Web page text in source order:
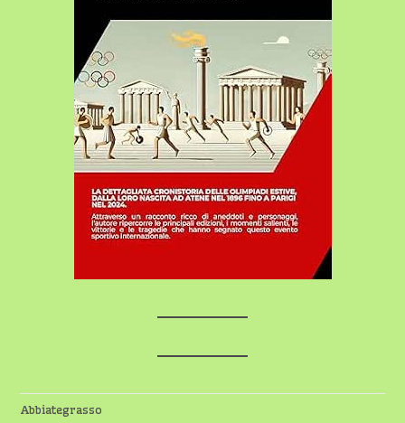
Abbiategrasso